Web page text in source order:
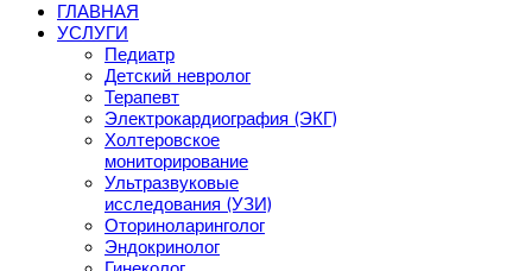
ГЛАВНАЯ
УСЛУГИ
Педиатр
Детский невролог
Терапевт
Электрокардиография (ЭКГ)
Холтеровское
мониторирование
Ультразвуковые
исследования (УЗИ)
Оториноларинголог
Эндокринолог